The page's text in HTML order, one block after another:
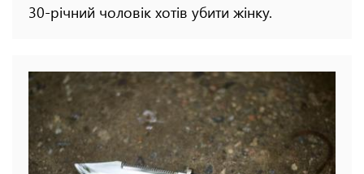
30-річний чоловік хотів убити жінку.